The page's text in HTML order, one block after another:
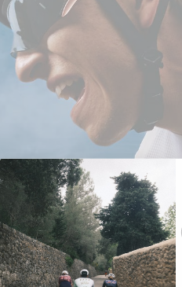
Oakley